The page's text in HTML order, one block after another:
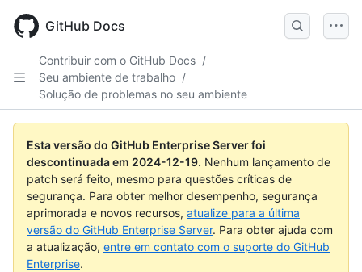
main
GitHub Docs
Contribuir com o GitHub Docs /
Seu ambiente de trabalho /
Solução de problemas no seu ambiente
Esta versão do GitHub Enterprise Server foi
descontinuada em 2024-12-19. Nenhum lançamento de
patch será feito, mesmo para questões críticas de
segurança. Para obter melhor desempenho, segurança
aprimorada e novos recursos, atualize para a última
versão do GitHub Enterprise Server. Para obter ajuda com
a atualização, entre em contato com o suporte do GitHub
Enterprise.